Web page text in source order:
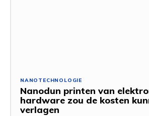
NANOTECHNOLOGIE
Nanodun printen van
hardware zou de kosten
verlagen